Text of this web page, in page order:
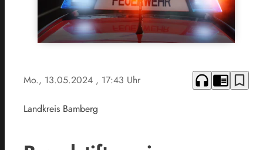
Mo., 13.05.2024 , 17:43 Uhr headphones chrome_reader_mode bookmark_border
Landkreis Bamberg